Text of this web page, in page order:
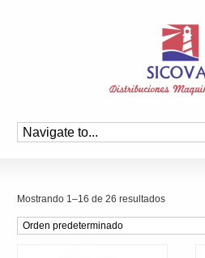
Mostrando 1–16 de 26 resultados